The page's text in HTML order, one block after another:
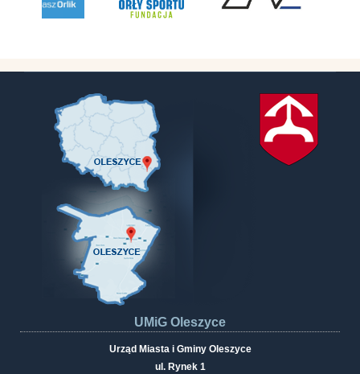
UMiG Oleszyce
Urząd Miasta i Gminy Oleszyce
ul. Rynek 1